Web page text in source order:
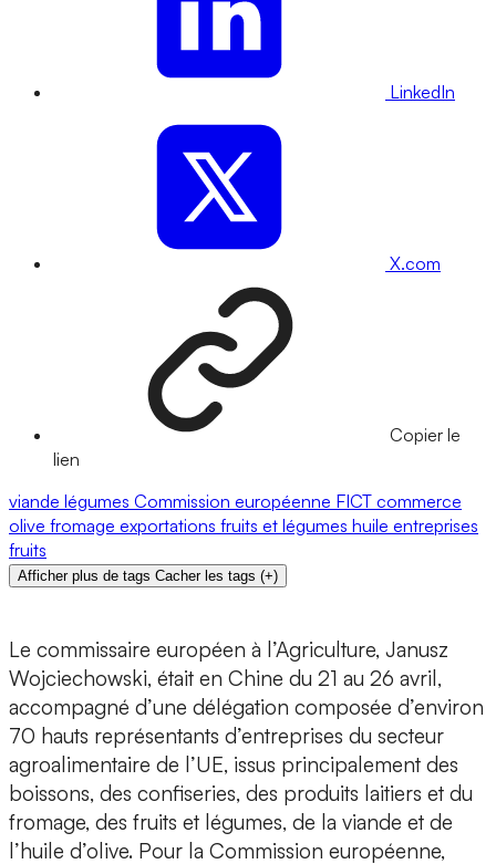
LinkedIn
X.com
Copier le
lien
viande légumes Commission européenne FICT commerce
olive fromage exportations fruits et légumes huile entreprises
fruits
Afficher plus de tags Cacher les tags (+)
Le commissaire européen à l’Agriculture, Janusz
Wojciechowski, était en Chine du 21 au 26 avril,
accompagné d’une délégation composée d’environ
70 hauts représentants d’entreprises du secteur
agroalimentaire de l’UE, issus principalement des
boissons, des confiseries, des produits laitiers et du
fromage, des fruits et légumes, de la viande et de
l’huile d’olive. Pour la Commission européenne,